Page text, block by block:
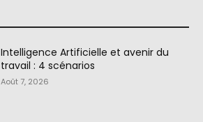
Intelligence Artificielle et avenir du
travail : 4 scénarios
Août 7, 2026